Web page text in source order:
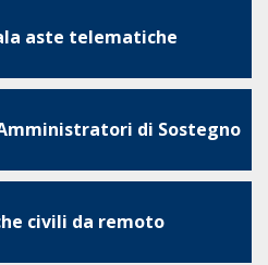
aste telematiche
di Sostegno
civili da remoto